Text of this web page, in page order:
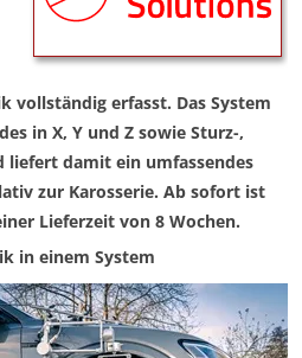
vollständig erfasst. Das System
in X, Y und Z sowie Sturz-,
liefert damit ein umfassendes
zur Karosserie. Ab sofort ist
Lieferzeit von 8 Wochen.
in einem System